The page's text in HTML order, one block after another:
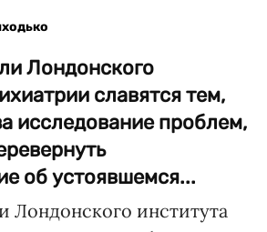
Лондонского
славятся тем,
исследование проблем,
об устоявшемся...
Лондонского института